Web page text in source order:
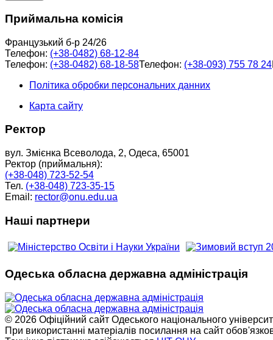
Приймальна комісія
Французький б-р 24/26
Телефон: (+38-0482) 68-12-84
Телефон: (+38-0482) 68-18-58Телефон: (+38-093) 755 78 24
Політика обробки персональних данних
Карта сайту
Ректор
вул. Змієнка Всеволода, 2, Одеса, 65001
Ректор (приймальня):
(+38-048) 723-52-54
Тел. (+38-048) 723-35-15
Email: rector@onu.edu.ua
Наші партнери
Одеська обласна державна адміністрація
© 2026 Офіційний сайт Одеського національного
При використанні матеріалів посилання на сайт